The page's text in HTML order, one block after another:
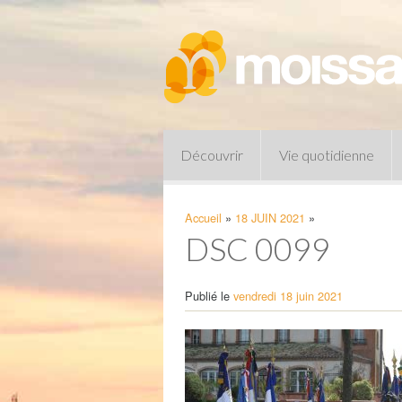
Découvrir Vie quotidienne
Pharmacies de garde
Accueil » 18 JUIN 2021 »
DSC 0099
Publié le vendredi 18 juin 2021